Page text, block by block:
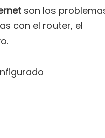
son los
con el router, el